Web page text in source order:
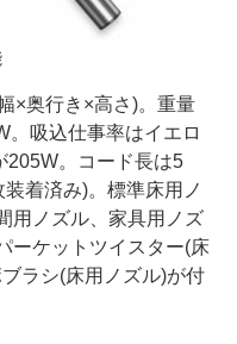
×奥行き×高さ)。重量
。吸込仕事率はイエロ
205W。コード長は5
着済み)。標準床用ノ
用ノズル、家具用ノズ
ーケットツイスター(床
ラシ(床用ノズル)が付